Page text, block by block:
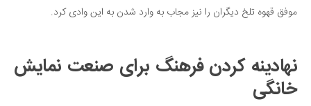
موفق قهوه تلخ دیگران را نیز مجاب به وارد شدن به این وادی کرد.
نهادینه کردن فرهنگ برای صنعت نمایش
خانگی